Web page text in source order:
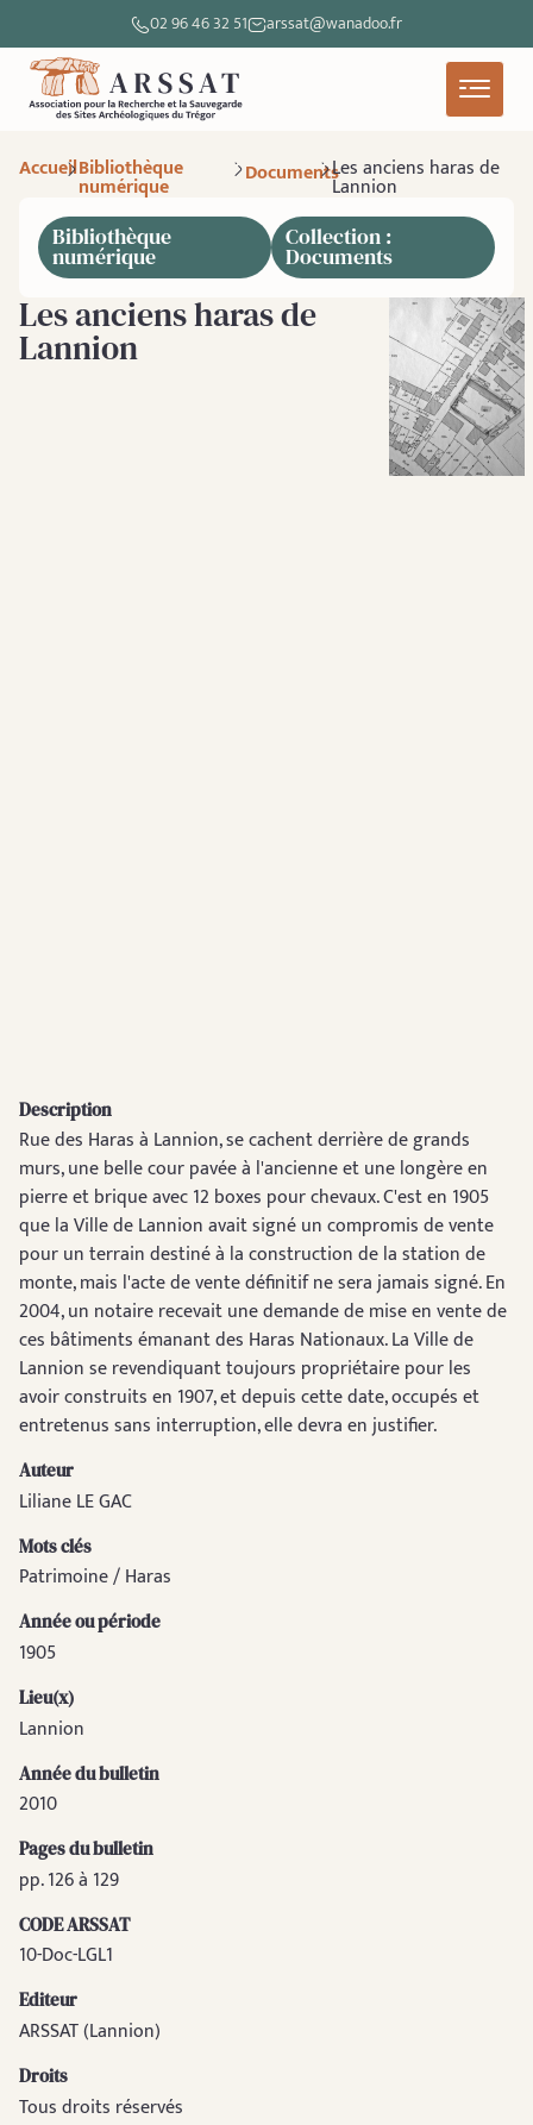
02 96 46 32 51 arssat@wanadoo.fr
AccueilBibliothèque
numérique DocumentsLes anciens haras de
Lannion
Bibliothèque
numérique
Collection :
Documents
Les anciens haras de
Lannion
Description
Rue des Haras à Lannion, se cachent derrière de grands
murs, une belle cour pavée à l'ancienne et une longère en
pierre et brique avec 12 boxes pour chevaux. C'est en 1905
que la Ville de Lannion avait signé un compromis de vente
pour un terrain destiné à la construction de la station de
monte, mais l'acte de vente définitif ne sera jamais signé. En
2004, un notaire recevait une demande de mise en vente de
ces bâtiments émanant des Haras Nationaux. La Ville de
Lannion se revendiquant toujours propriétaire pour les
avoir construits en 1907, et depuis cette date, occupés et
entretenus sans interruption, elle devra en justifier.
Auteur
Liliane LE GAC
Mots clés
Patrimoine / Haras
Année ou période
1905
Lieu(x)
Lannion
Année du bulletin
2010
Pages du bulletin
pp. 126 à 129
CODE ARSSAT
10-Doc-LGL1
Editeur
ARSSAT (Lannion)
Droits
Tous droits réservés